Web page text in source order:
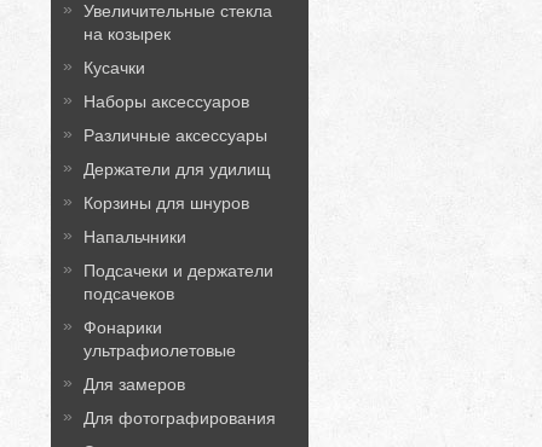
Увеличительные стекла
на козырек
Кусачки
Наборы аксессуаров
Различные аксессуары
Держатели для удилищ
Корзины для шнуров
Напальчники
Подсачеки и держатели
подсачеков
Фонарики
ультрафиолетовые
Для замеров
Для фотографирования